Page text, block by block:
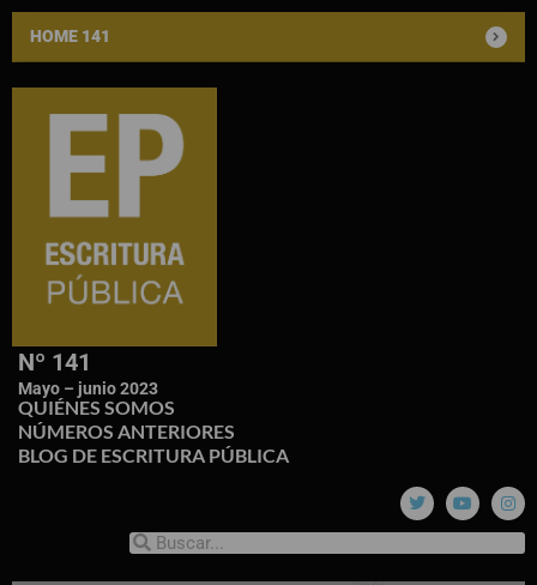
HOME 141
Nº 141
Mayo – junio 2023
QUIÉNES SOMOS
NÚMEROS ANTERIORES
BLOG DE ESCRITURA PÚBLICA